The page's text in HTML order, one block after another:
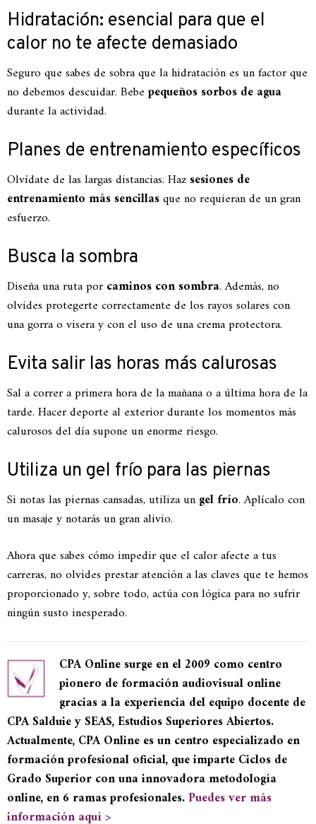
Hidratación: esencial para que el
calor no te afecte demasiado
Seguro que sabes de sobra que la hidratación es un factor que
no debemos descuidar. Bebepequeños sorbos de agua
durante la actividad.
Planes de entrenamiento específicos
Olvídate de las largas distancias. Haz sesiones de
entrenamiento más sencillasque no requieran de un gran
esfuerzo.
Busca la sombra
Diseña una ruta porcaminos con sombra. Además, no
olvides protegerte correctamente de los rayos solares con
una gorra o visera y con el uso de una crema protectora.
Evita salir las horas más calurosas
Sal a correr a primera hora de la mañana o a última hora de la
tarde. Hacer deporte al exterior durante los momentos más
calurosos del día supone un enorme riesgo.
Utiliza un gel frío para las piernas
Si notas las piernas cansadas, utiliza ungel frío. Aplícalo con
un masaje y notarás un gran alivio.
Ahora que sabes cómo impedir que el calor afecte a tus
carreras, no olvides prestar atención a las claves que te hemos
proporcionado y, sobre todo, actúa con lógica para no sufrir
ningún susto inesperado.
CPA Online surge en el 2009 como centro
pionero de formación audiovisual online
gracias a la experiencia del equipo docente de
CPA Salduie y SEAS, Estudios Superiores Abiertos.
Actualmente, CPA Online es un centro especializado en
formación profesional oficial, que imparte Ciclos de
Grado Superior con una innovadora metodología
online, en 6 ramas profesionales.Puedes ver más
información aquí >